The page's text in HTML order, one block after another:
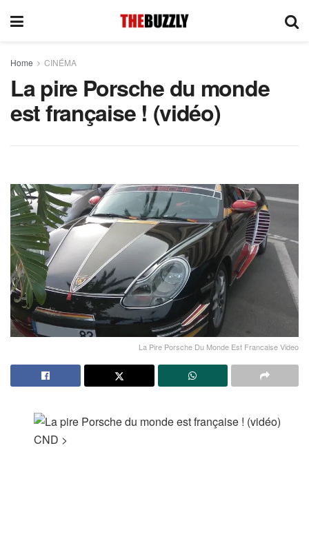
Home CINÉMA
La pire Porsche du monde
est française ! (vidéo)
La Pire Porsche Du Monde Est Francaise Video
CND >